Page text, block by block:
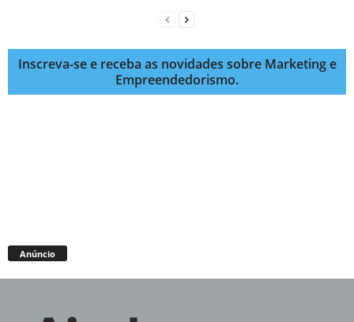
Inscreva-se e receba as novidades sobre Marketing e
Empreendedorismo.
Anúncio